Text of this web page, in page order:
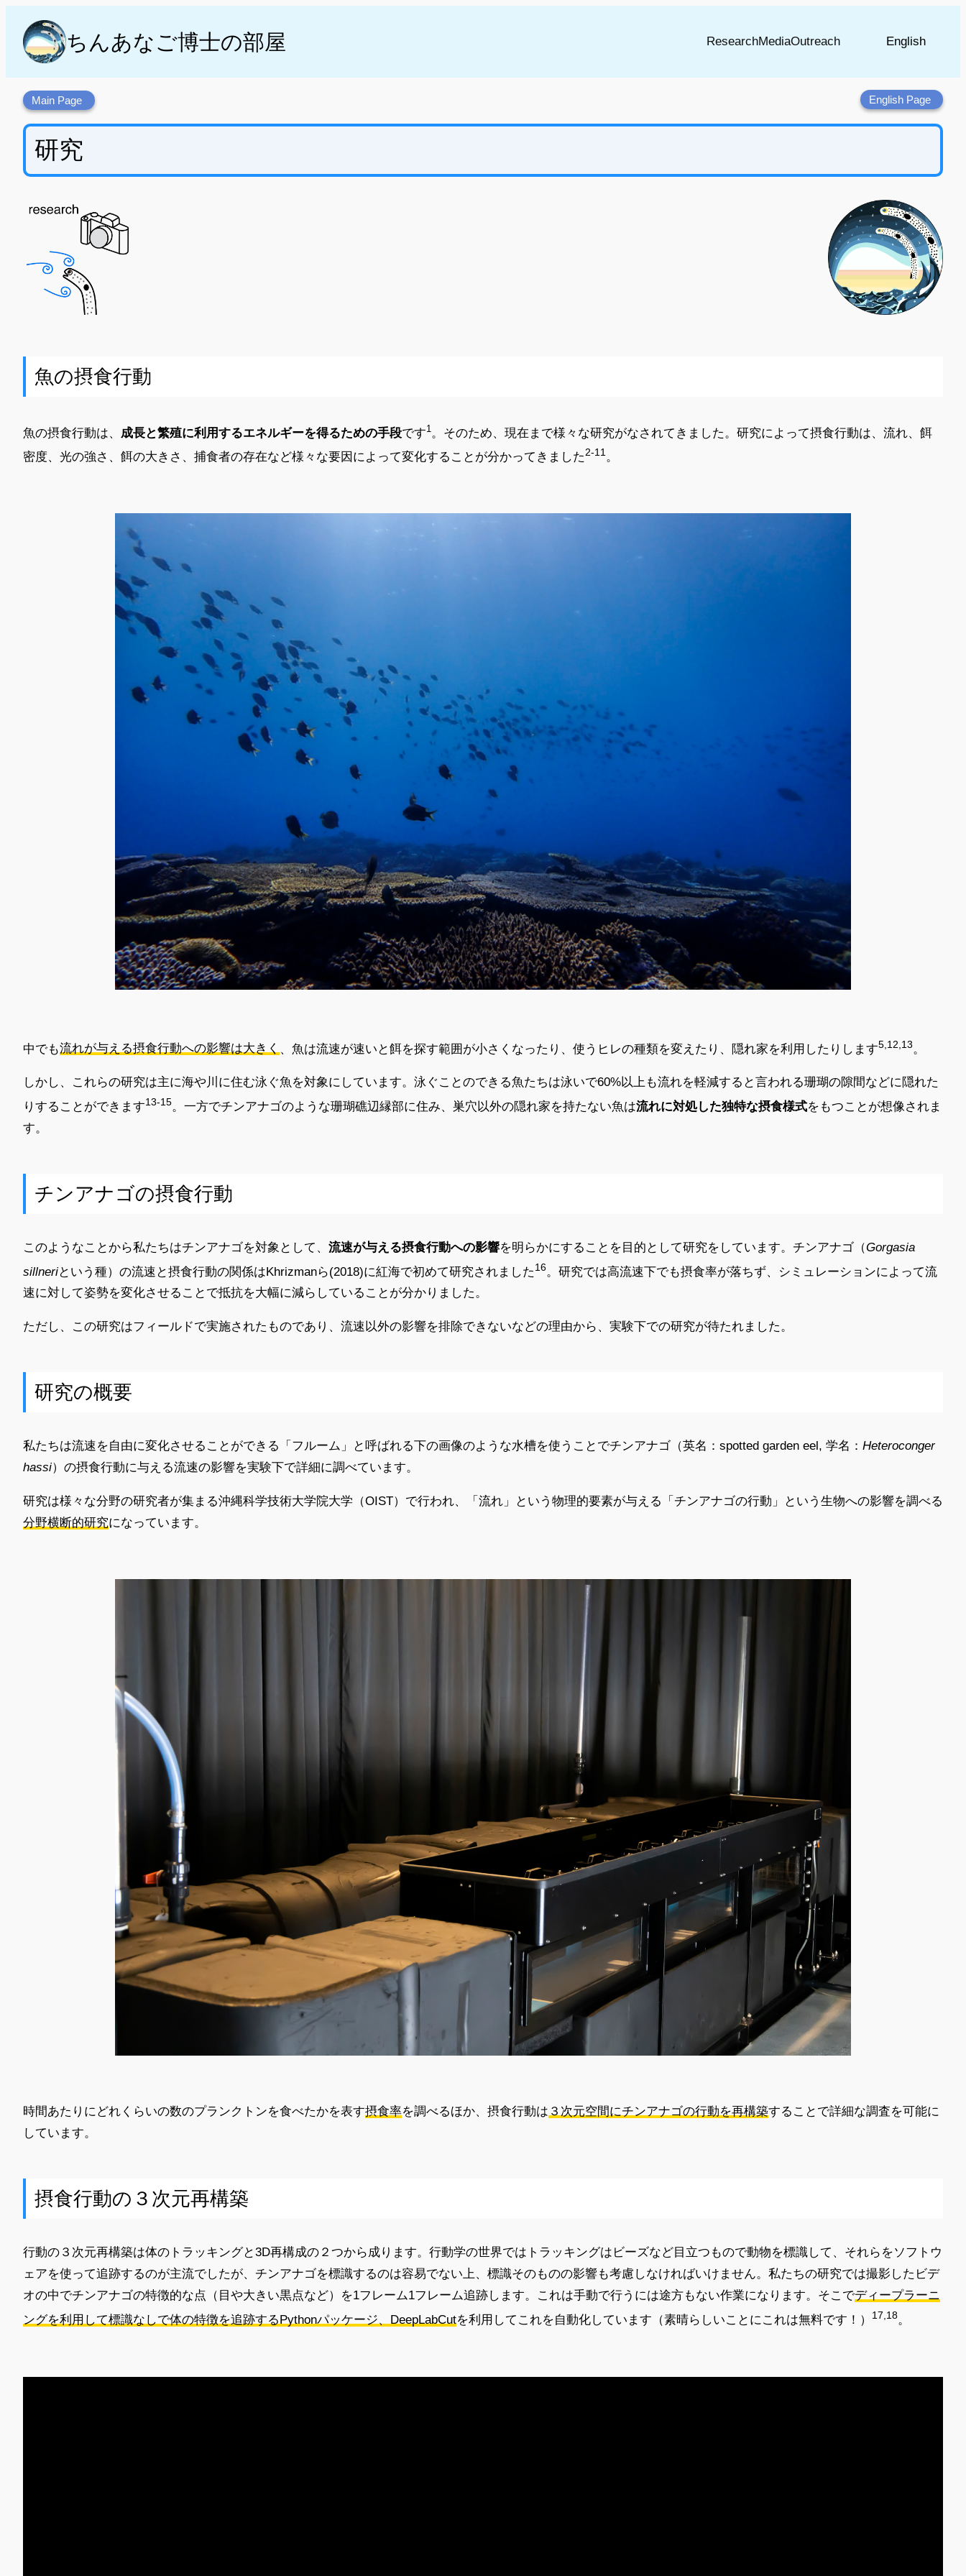
ちんあなご博士の部屋 ResearchMediaOutreach English
Main Page English Page
研究
魚の摂食行動
魚の摂食行動は、 成長と繁殖に利用するエネルギーを得るための手段です1 。そのため、現在まで様々な研究がなされてきました。研究によって摂食行動は、流れ、餌
密度、光の強さ、餌の大きさ、捕食者の存在など様々な要因によって変化することが分かってきました2-11 。
中でも流れが与える摂食行動への影響は大きく 、魚は流速が速いと餌を探す範囲が小さくなったり、使うヒレの種類を変えたり、隠れ家を利用したりします5,12,13。
しかし、これらの研究は主に海や川に住む泳ぐ魚を対象にしています。泳ぐことのできる魚たちは泳いで60%以上も流れを軽減すると言われる珊瑚の隙間などに隠れた
りすることができます13-15。一方でチンアナゴのような珊瑚礁辺縁部に住み、巣穴以外の隠れ家を持たない魚は流れに対処した独特な摂食様式をもつことが想像されま
す。
チンアナゴの摂食行動
このようなことから私たちはチンアナゴを対象として、 流速が与える摂食行動への影響を明らかにすることを目的として研究をしています。チンアナゴ（Gorgasia
sillneriという種）の流速と摂食行動の関係はKhrizmanら(2018)に紅海で初めて研究されました16。研究では高流速下でも摂食率が落ちず、シミュレーションによって流
速に対して姿勢を変化させることで抵抗を大幅に減らしていることが分かりました。
ただし、この研究はフィールドで実施されたものであり、流速以外の影響を排除できないなどの理由から、実験下での研究が待たれました。
研究の概要
私たちは流速を自由に変化させることができる「フルーム」と呼ばれる下の画像のような水槽を使うことでチンアナゴ（英名：spotted garden eel, 学名： Heteroconger
hassi）の摂食行動に与える流速の影響を実験下で詳細に調べています。
研究は様々な分野の研究者が集まる沖縄科学技術大学院大学（OIST）で行われ、「流れ」という物理的要素が与える「チンアナゴの行動」という生物への影響を調べる
分野横断的研究になっています。
時間あたりにどれくらいの数のプランクトンを食べたかを表す摂食率を調べるほか、摂食行動は ３次元空間にチンアナゴの行動を再構築することで詳細な調査を可能に
しています。
摂食行動の３次元再構築
行動の３次元再構築は体のトラッキングと3D再構成の２つから成ります。行動学の世界ではトラッキングはビーズなど目立つもので動物を標識して、それらをソフトウ
ェアを使って追跡するのが主流でしたが、チンアナゴを標識するのは容易でない上、標識そのものの影響も考慮しなければいけません。私たちの研究では撮影したビデ
オの中でチンアナゴの特徴的な点（目や大きい黒点など）を1フレーム1フレーム追跡します。これは手動で行うには途方もない作業になります。そこでディープラーニ
ングを利用して標識なしで体の特徴を追跡するPythonパッケージ、DeepLabCutを利用してこれを自動化しています（素晴らしいことにこれは無料です！） 17,18。